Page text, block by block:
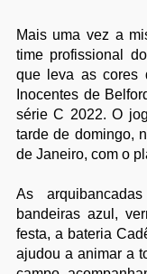
Mais uma vez a
time profissional
que leva as cores
Inocentes de
série C 2022. O
tarde de domingo,
de Janeiro, com o
As
bandeiras azul,
festa, a bateria
ajudou a animar a